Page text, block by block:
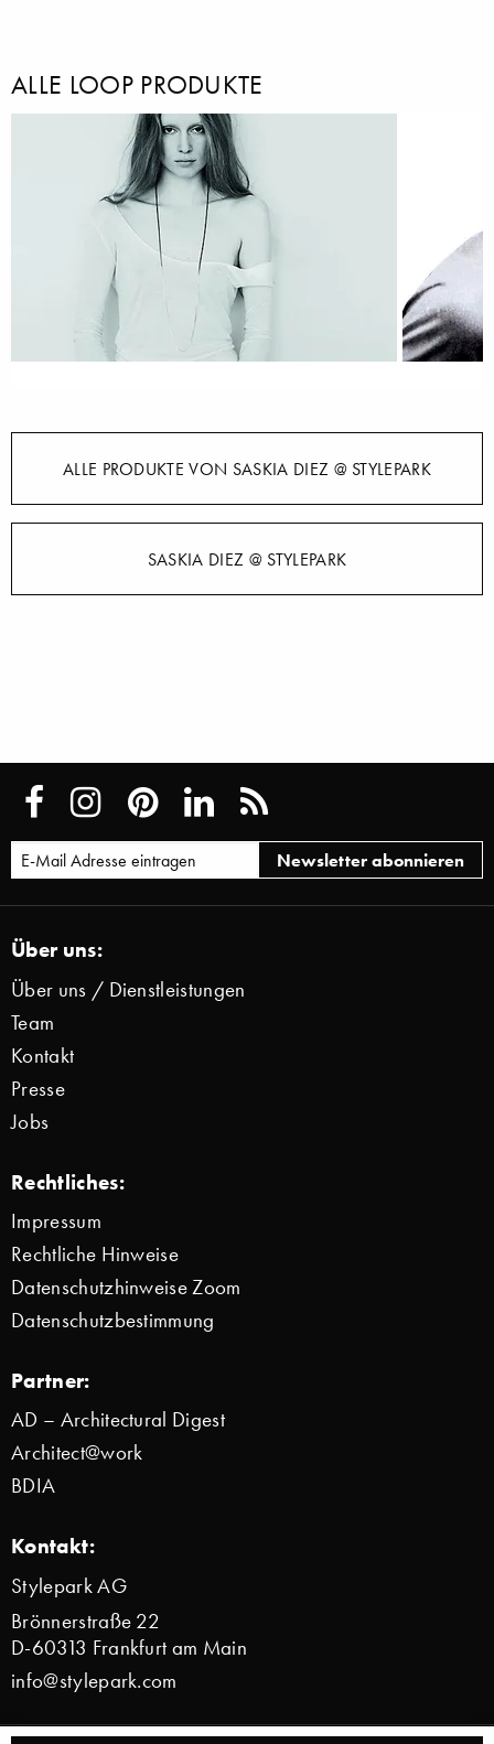
ALLE LOOP PRODUKTE
ALLE PRODUKTE VON SASKIA DIEZ @ STYLEPARK
SASKIA DIEZ @ STYLEPARK
Über uns:
Über uns / Dienstleistungen
Team
Kontakt
Presse
Jobs
Rechtliches:
Impressum
Rechtliche Hinweise
Datenschutzhinweise Zoom
Datenschutzbestimmung
Partner:
AD – Architectural Digest
Architect@work
BDIA
Kontakt:
Stylepark AG
Brönnerstraße 22
D-60313 Frankfurt am Main
info@stylepark.com